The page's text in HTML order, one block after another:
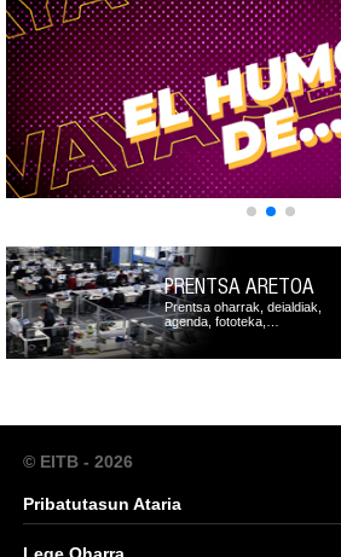
PRENTSA ARETOA
Prentsa oharrak, deialdiak,
agenda, fototeka,…
© EITB - 2026
Pribatutasun Ataria